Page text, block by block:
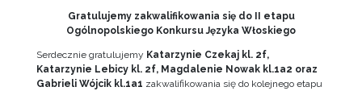
Gratulujemy zakwalifikowania się do II etapu
Ogólnopolskiego Konkursu Języka Włoskiego
Serdecznie gratulujemy Katarzynie Czekaj kl. 2f,
Katarzynie Lebicy kl. 2f, Magdalenie Nowak kl.1a2 oraz
Gabrieli Wójcik kl.1a1 zakwalifikowania się do kolejnego etapu